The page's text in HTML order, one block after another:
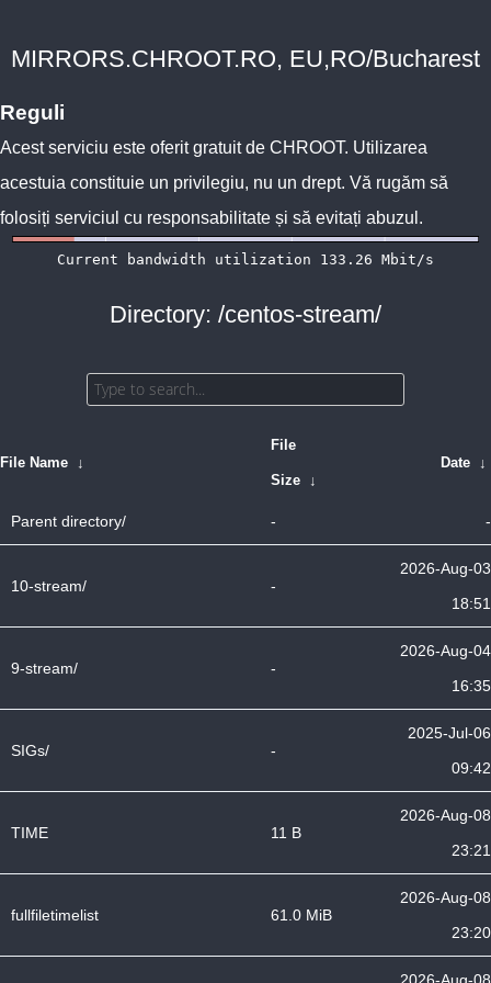
MIRRORS.CHROOT.RO, EU,RO/Bucharest
Reguli
Acest serviciu este oferit gratuit de CHROOT. Utilizarea
acestuia constituie un privilegiu, nu un drept. Vă rugăm să
folosiți serviciul cu responsabilitate și să evitați abuzul.
Directory: /centos-stream/
File Name ↓
File
Size ↓
Date ↓
Parent directory/ - -
10-stream/ -
2026-Aug-03
18:51
9-stream/ -
2026-Aug-04
16:35
SIGs/ -
2025-Jul-06
09:42
TIME 11 B
2026-Aug-08
23:21
fullfiletimelist 61.0 MiB
2026-Aug-08
23:20